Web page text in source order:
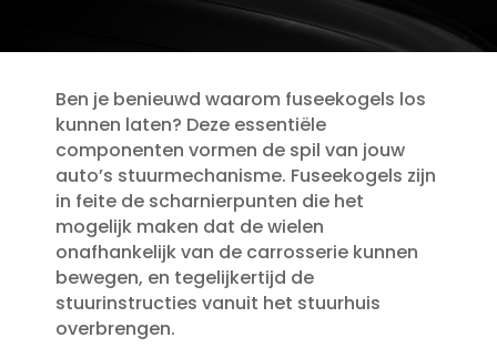
Ben je benieuwd waarom fuseekogels los
kunnen laten? Deze essentiële
componenten vormen de spil van jouw
auto’s stuurmechanisme.​ Fuseekogels zijn
in feite de scharnierpunten die het
mogelijk maken dat de wielen
onafhankelijk van de carrosserie kunnen
bewegen, en tegelijkertijd de
stuurinstructies vanuit het stuurhuis
overbrengen.​